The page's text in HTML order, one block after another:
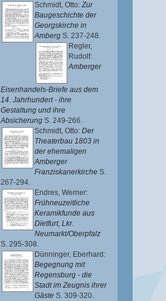
Schmidt, Otto:Zur
Baugeschichte der
Georgskirche in
Amberg S. 237-248.
Regler,
Rudolf:
Amberger
Eisenhandels-Briefe aus dem
14. Jahrhundert - ihre
Gestaltung und ihre
Absicherung S. 249-266.
Schmidt, Otto: Der
Theaterbau 1803 in
der ehemaligen
Amberger
Franziskanerkirche S.
267-294.
Endres, Werner:
Frühneuzeitliche
Keramikfunde aus
Dietfurt, Lkr.
Neumarkt/Oberpfalz
S. 295-308.
Dünninger, Eberhard :
Begegnung mit
Regensburg - die
Stadt im Zeugnis ihrer
Gäste S. 309-320.